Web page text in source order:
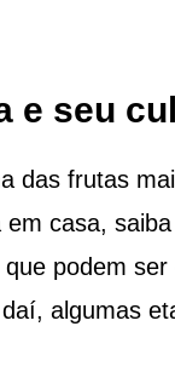
e seu
das frutas
em casa,
podem
algumas